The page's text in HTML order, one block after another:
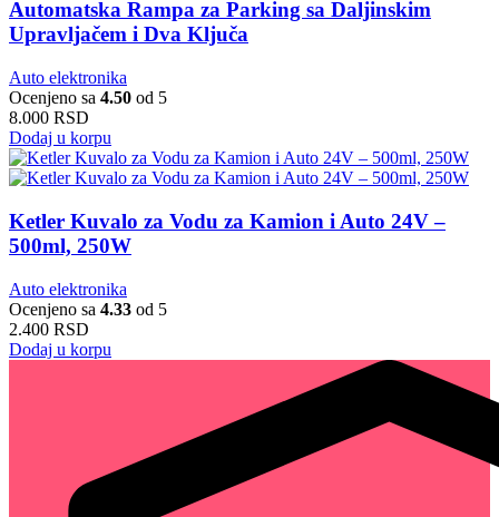
Automatska Rampa za Parking sa Daljinskim
Upravljačem i Dva Ključa
Auto elektronika
Ocenjeno sa 4.50 od 5
8.000 RSD
Dodaj u korpu
Ketler Kuvalo za Vodu za Kamion i Auto 24V –
500ml, 250W
Auto elektronika
Ocenjeno sa 4.33 od 5
2.400 RSD
Dodaj u korpu